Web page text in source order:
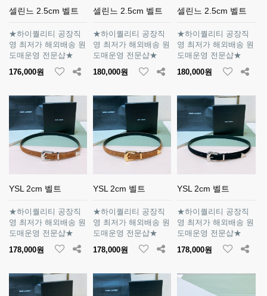
셀린느 2.5cm 벨트
★하이퀄리티 공장직
영 최저가 해외배송 원
도매운영 전문샵★
176,000원
셀린느 2.5cm 벨트
★하이퀄리티 공장직
영 최저가 해외배송 원
도매운영 전문샵★
180,000원
셀린느 2.5cm 벨트
★하이퀄리티 공장직
영 최저가 해외배송 원
도매운영 전문샵★
180,000원
YSL 2cm 벨트
★하이퀄리티 공장직
영 최저가 해외배송 원
도매운영 전문샵★
178,000원
YSL 2cm 벨트
★하이퀄리티 공장직
영 최저가 해외배송 원
도매운영 전문샵★
178,000원
YSL 2cm 벨트
★하이퀄리티 공장직
영 최저가 해외배송 원
도매운영 전문샵★
178,000원